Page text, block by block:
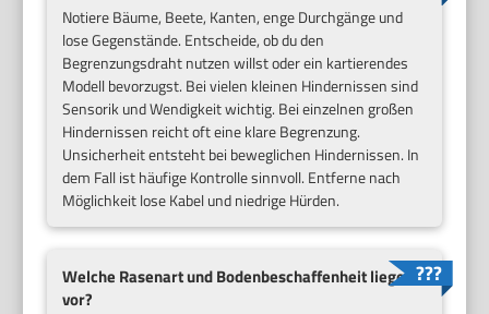
Notiere Bäume, Beete, Kanten, enge Durchgänge und
lose Gegenstände. Entscheide, ob du den
Begrenzungsdraht nutzen willst oder ein kartierendes
Modell bevorzugst. Bei vielen kleinen Hindernissen sind
Sensorik und Wendigkeit wichtig. Bei einzelnen großen
Hindernissen reicht oft eine klare Begrenzung.
Unsicherheit entsteht bei beweglichen Hindernissen. In
dem Fall ist häufige Kontrolle sinnvoll. Entferne nach
Möglichkeit lose Kabel und niedrige Hürden.
Welche Rasenart und Bodenbeschaffenheit liegen
vor?